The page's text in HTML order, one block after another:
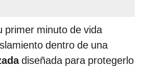
primer minuto de vida
dentro de una
diseñada para protegerlo